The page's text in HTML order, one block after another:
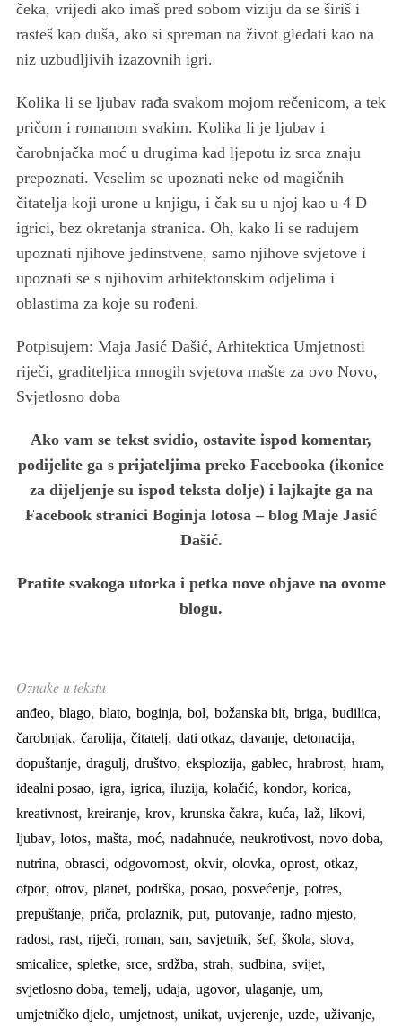
čeka, vrijedi ako imaš pred sobom viziju da se širiš i
rasteš kao duša, ako si spreman na život gledati kao na
niz uzbudljivih izazovnih igri.
Kolika li se ljubav rađa svakom mojom rečenicom, a tek
pričom i romanom svakim. Kolika li je ljubav i
čarobnjačka moć u drugima kad ljepotu iz srca znaju
prepoznati. Veselim se upoznati neke od magičnih
čitatelja koji urone u knjigu, i čak su u njoj kao u 4 D
igrici, bez okretanja stranica. Oh, kako li se radujem
upoznati njihove jedinstvene, samo njihove svjetove i
upoznati se s njihovim arhitektonskim odjelima i
oblastima za koje su rođeni.
Potpisujem: Maja Jasić Dašić, Arhitektica Umjetnosti
riječi, graditeljica mnogih svjetova mašte za ovo Novo,
Svjetlosno doba
Ako vam se tekst svidio, ostavite ispod komentar,
podijelite ga s prijateljima preko Facebooka (ikonice
za dijeljenje su ispod teksta dolje) i lajkajte ga na
Facebook stranici Boginja lotosa – blog Maje Jasić
Dašić.
Pratite svakoga utorka i petka nove objave na ovome
blogu.
Oznake u tekstu
anđeo, blago, blato, boginja, bol, božanska bit, briga, budilica,
čarobnjak, čarolija, čitatelj, dati otkaz, davanje, detonacija,
dopuštanje, dragulj, društvo, eksplozija, gablec, hrabrost, hram,
idealni posao, igra, igrica, iluzija, kolačić, kondor, korica,
kreativnost, kreiranje, krov, krunska čakra, kuća, laž, likovi,
ljubav, lotos, mašta, moć, nadahnuće, neukrotivost, novo doba,
nutrina, obrasci, odgovornost, okvir, olovka, oprost, otkaz,
otpor, otrov, planet, podrška, posao, posvećenje, potres,
prepuštanje, priča, prolaznik, put, putovanje, radno mjesto,
radost, rast, riječi, roman, san, savjetnik, šef, škola, slova,
smicalice, spletke, srce, srdžba, strah, sudbina, svijet,
svjetlosno doba, temelj, udaja, ugovor, ulaganje, um,
umjetničko djelo, umjetnost, unikat, uvjerenje, uzde, uživanje,